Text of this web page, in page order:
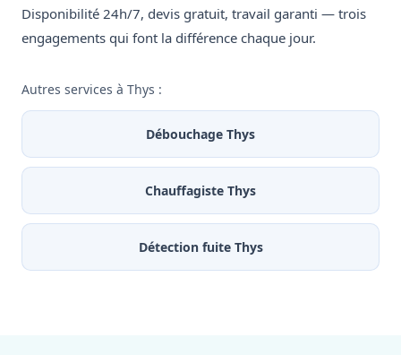
Disponibilité 24h/7, devis gratuit, travail garanti — trois
engagements qui font la différence chaque jour.
Autres services à Thys :
Débouchage Thys
Chauffagiste Thys
Détection fuite Thys